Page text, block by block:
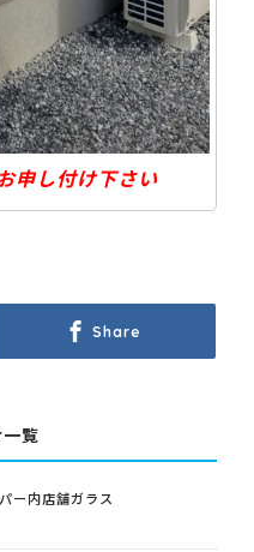
申し付け下さい
Share
覧
ー内店舗ガラス